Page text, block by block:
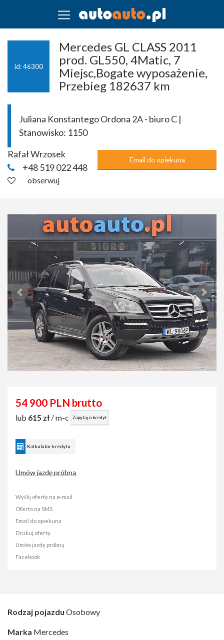
id: 46300
Mercedes GL CLASS 2011
prod. GL550, 4Matic, 7
Miejsc,Bogate wyposażenie,
Przebieg 182637 km
Juliana Konstantego Ordona 2A - biuro C |
Stanowisko: 1150
Rafał Wrzosek
+48 519 022 448
Email do opiekuna
obserwuj
54 900 PLN brutto
lub 615 zł / m-c Zapytaj o kredyt
Kalkulator kredytu
Umów jazdę próbną
Wyślij ofertę na e-mail
Oferta na SMS
Email do opiekuna
Drukuj ofertę
Umów jazdę próbną
Facebook
Rodzaj pojazdu Osobowy
Marka Mercedes